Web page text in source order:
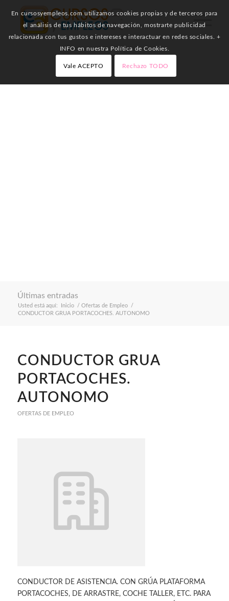
Últimas entradas
Usted está aquí: Inicio / Ofertas de Empleo
/
CONDUCTOR GRUA PORTACOCHES. AUTONOMO
CONDUCTOR GRUA
PORTACOCHES.
AUTONOMO
OFERTAS DE EMPLEO
CONDUCTOR DE ASISTENCIA. CON GRÚA PLATAFORMA
PORTACOCHES, DE ARRASTRE, COCHE TALLER, ETC. PARA
En cursosyempleos.com utilizamos cookies propias y de terceros para
el análisis de tus hábitos de navegación, mostrarte publicidad
relacionada con tus gustos e intereses e interactuar en redes sociales. +
INFO en nuestra Política de Cookies.
Vale ACEPTO Rechazo TODO